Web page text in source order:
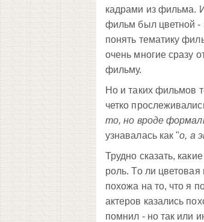
кадрами из фильма.
фильм был цветной -
понять тематику
очень многие сразу
фильму.
Но и таких фильмов
четко
то, но вроде
узнавалась как "о, а
Трудно сказать,
роль. То ли
похожа на то, что я
актеров казались
помнил - но так или